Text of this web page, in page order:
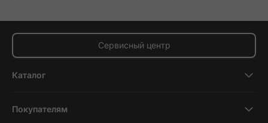
Сервисный центр
Каталог
Планшеты
Покупателям